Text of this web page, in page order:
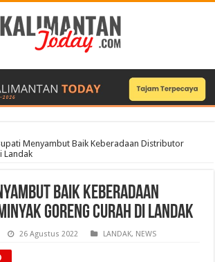
Menyambut Baik Keberadaan Distributor
Landak
Baik Keberadaan
Goreng Curah di Landak
26 Agustus 2022 LANDAK, NEWS